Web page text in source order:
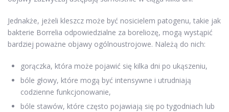
Jednakże, jeżeli kleszcz może być nosicielem patogenu, takie jak
bakterie Borrelia odpowiedzialne za boreliozę, mogą wystąpić
bardziej poważne objawy ogólnoustrojowe. Należą do nich:
gorączka, która może pojawić się kilka dni po ukąszeniu,
bóle głowy, które mogą być intensywne i utrudniają
codzienne funkcjonowanie,
bóle stawów, które często pojawiają się po tygodniach lub